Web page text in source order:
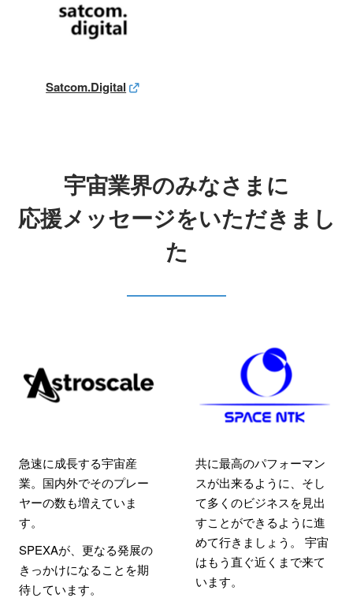
Satcom.Digital
宇宙業界のみなさまに
応援メッセージをいただきまし
た
急速に成長する宇宙産
業。国内外でそのプレー
ヤーの数も増えていま
す。
SPEXAが、更なる発展の
きっかけになることを期
待しています。
共に最高のパフォーマン
スが出来るように、そし
て多くのビジネスを見出
すことができるように進
めて行きましょう。 宇宙
はもう直ぐ近くまで来て
います。